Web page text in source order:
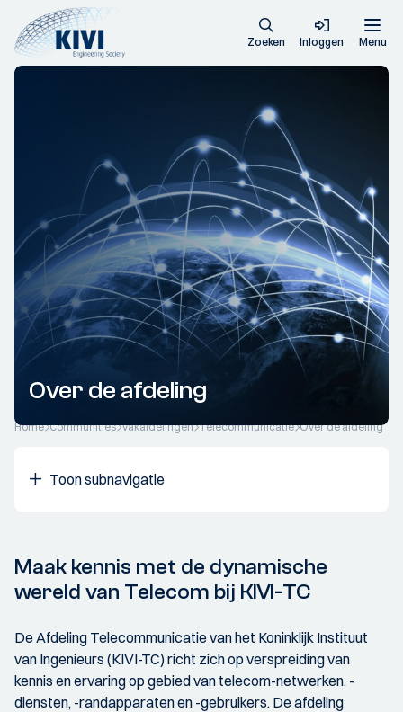
Zoeken Inloggen Menu
Over de afdeling
Home Communities Vakafdelingen Telecommunicatie Over de afdeling
Toon subnavigatie
Maak kennis met de dynamische
wereld van Telecom bij KIVI-TC
De Afdeling Telecommunicatie van het Koninklijk Instituut
van Ingenieurs (KIVI-TC) richt zich op verspreiding van
kennis en ervaring op gebied van telecom-netwerken, -
diensten, -randapparaten en -gebruikers. De afdeling